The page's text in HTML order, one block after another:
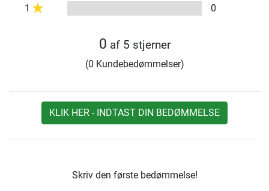
1 0
0 af 5 stjerner
(0 Kundebedømmelser)
KLIK HER - INDTAST DIN BEDØMMELSE
Skriv den første bedømmelse!